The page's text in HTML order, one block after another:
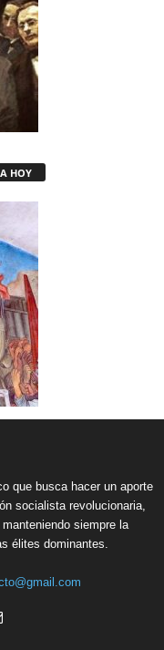
HOY
que busca hacer un aporte
socialista revolucionaria,
siempre la
élites dominantes.